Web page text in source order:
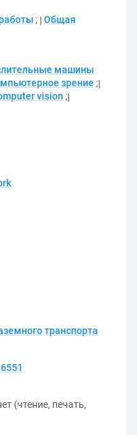
; Общая
машины
зрение ;
vision ;
транспорта
(чтение, печать,